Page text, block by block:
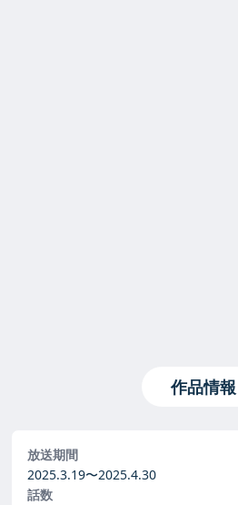
作品情報
放送期間
2025.3.19〜2025.4.30
話数